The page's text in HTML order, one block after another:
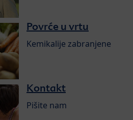
Povrće u vrtu
Kemikalije zabranjene
Kontakt
Pišite nam